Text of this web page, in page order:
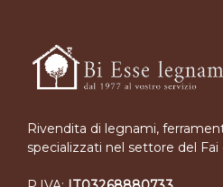
Rivendita di legnami,
specializzati nel settore del Fai